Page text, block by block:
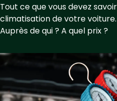
Tout ce que vous devez
climatisation de votre
Auprès de qui ? A quel prix ?